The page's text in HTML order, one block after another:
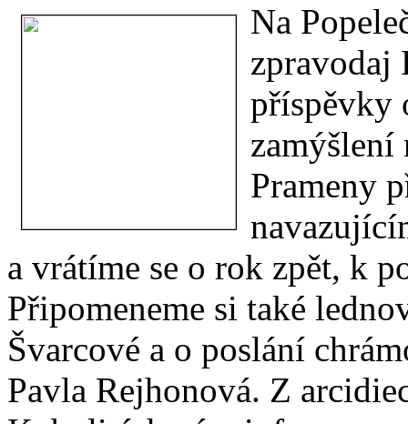
Na
zpravodaj
příspěvky
zamýšlení
Prameny
a vrátíme se o rok zpět, k
Připomeneme si také
Švarcové a o poslání
Pavla Rejhonová. Z